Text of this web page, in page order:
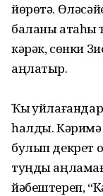
йөрөтә.
баланы
кәрәк, сөнки
аңлатыр.
Ҡыҙ
һалды.
булып декрет
туңды
йәбештереп,